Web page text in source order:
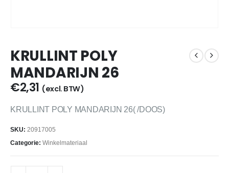
KRULLINT POLY
MANDARIJN 26
€2,31 (excl. BTW)
KRULLINT POLY MANDARIJN 26( /DOOS)
SKU: 20917005
Categorie: Winkelmateriaal